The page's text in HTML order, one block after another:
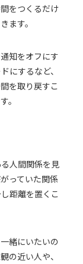
をつくるだけ
ます。
知をオフにす
にするなど、
を取り戻すこ
。
人間関係を見
っていた関係
距離を置くこ
緒にいたいの
の近い人や、